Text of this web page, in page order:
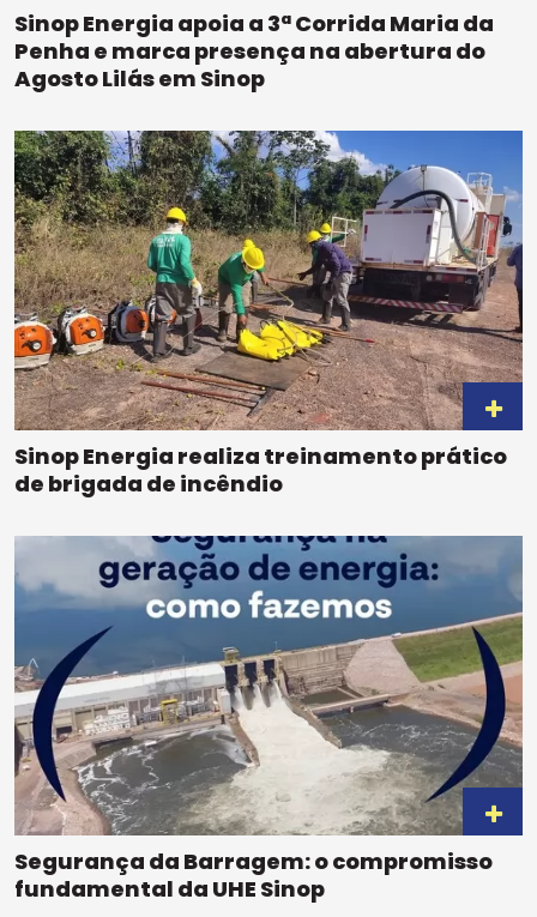
Sinop Energia apoia a 3ª Corrida Maria da
Penha e marca presença na abertura do
Agosto Lilás em Sinop
Sinop Energia realiza treinamento prático
de brigada de incêndio
Segurança da Barragem: o compromisso
fundamental da UHE Sinop